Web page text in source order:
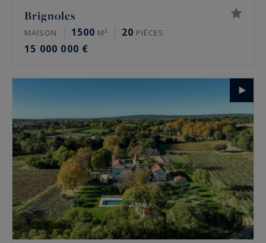
Brignoles
MAISON 1500 M² 20 PIÈCES
15 000 000 €